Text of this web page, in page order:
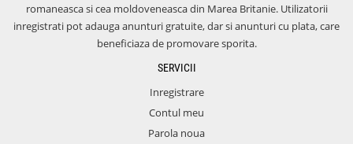
romaneasca si cea moldoveneasca din Marea Britanie. Utilizatorii
inregistrati pot adauga anunturi gratuite, dar si anunturi cu plata, care
beneficiaza de promovare sporita.
SERVICII
Inregistrare
Contul meu
Parola noua